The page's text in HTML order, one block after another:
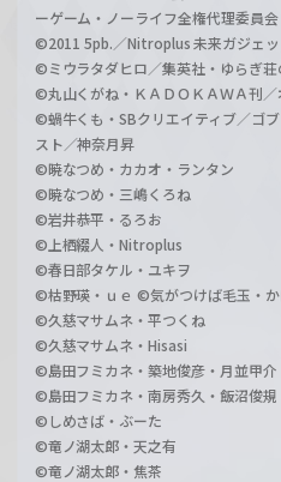
ーゲーム・ノーライフ全権代理委員会
©2011 5pb.／Nitroplus 未来ガジェ
©ミウラタダヒロ／集英社・ゆらぎ
©丸山くがね・ＫＡＤＯＫＡＷＡ刊
©蝸牛くも・SBクリエイティブ／ゴ
スト／神奈月昇
©暁なつめ・カカオ・ランタン
©暁なつめ・三嶋くろね
©岩井恭平・るろお
©上栖綴人・Nitroplus
©春日部タケル・ユキヲ
©枯野瑛・ｕｅ ©気がつけば毛玉・か
©久慈マサムネ・平つくね
©久慈マサムネ・Hisasi
©島田フミカネ・築地俊彦・月並甲介
©島田フミカネ・南房秀久・飯沼俊規
©しめさば・ぶーた
©竜ノ湖太郎・天之有
©竜ノ湖太郎・焦茶